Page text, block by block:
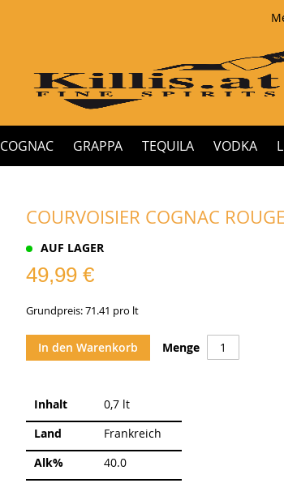
COGNAC GRAPPA TEQUILA VODKA
COURVOISIER COGNAC
AUF LAGER
49,99 €
Grundpreis: 71.41 pro lt
Menge
In den Warenkorb
Weitere
Inhalt
0,7 lt
Land
Frankreich
Alk%
40.0